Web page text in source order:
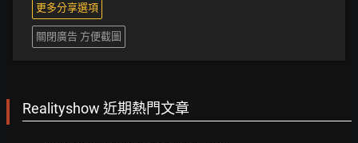
更多分享選項
關閉廣告 方便截圖
Realityshow 近期熱門文章